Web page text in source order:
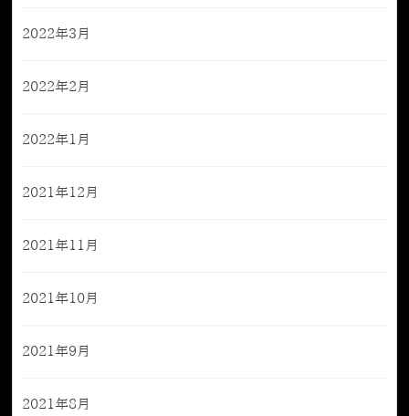
2022年3月
2022年2月
2022年1月
2021年12月
2021年11月
2021年10月
2021年9月
2021年8月